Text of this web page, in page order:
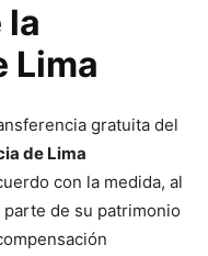
la
Lima
gratuita del
de Lima
con la medida, al
de su patrimonio